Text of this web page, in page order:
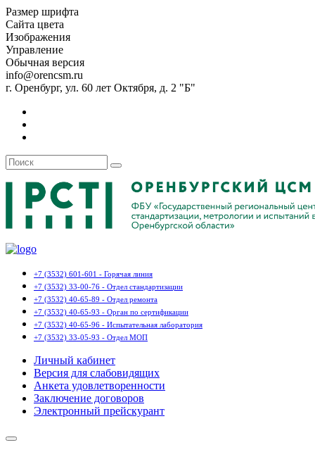
Размер шрифта
Сайта цвета
Изображения
Управление
Обычная версия
info@orencsm.ru
г. Оренбург, ул. 60 лет Октября, д. 2 "Б"
+7 (3532) 601-601 - Горячая линия
+7 (3532) 33-00-76 - Отдел стандартизации
+7 (3532) 40-65-89 - Отдел ремонта
+7 (3532) 40-65-93 - Орган по сертификации
+7 (3532) 40-65-96 - Испытательная лаборатория
+7 (3532) 33-05-93 - Отдел МОП
Личный кабинет
Версия для слабовидящих
Анкета удовлетворенности
Заключение договоров
Электронный прейскурант